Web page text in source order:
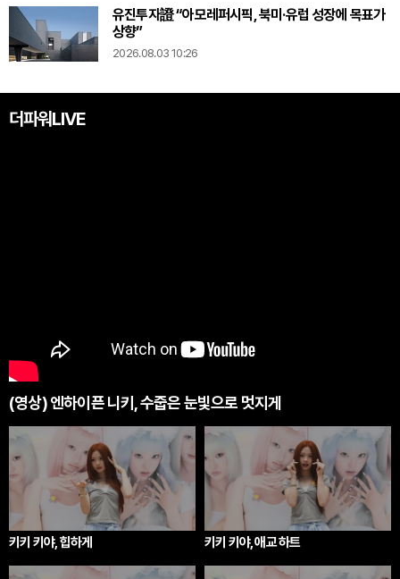
유진투자證 “아모레퍼시픽, 북미·유럽 성장에 목표가
상향”
2026.08.03 10:26
더파워LIVE
(영상) 엔하이픈 니키, 수줍은 눈빛으로 멋지게
키키 키야, 힙하게 키키 키야, 애교 하트